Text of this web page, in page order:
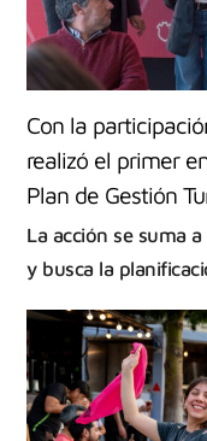
Con la
realizó el primer
Plan de Gestión
La acción se suma
y busca la